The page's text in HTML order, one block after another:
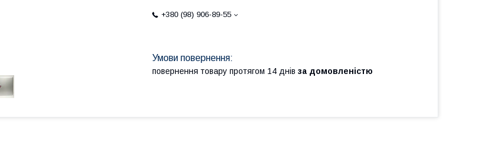
+380 (98) 906-89-55
повернення товару протягом 14 днів за домовленістю